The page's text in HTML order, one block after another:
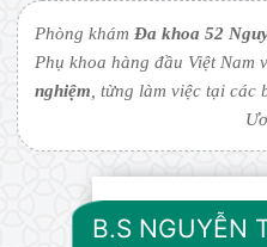
Phòng khámĐa khoa 52
Phụ khoa hàng đầu Việt Nam
nghiệm , từng làm việc tại các
B.S NGUYỄN